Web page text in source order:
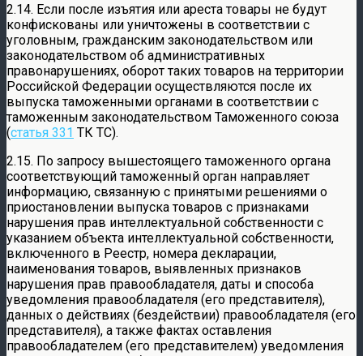
2.14. Если после изъятия или ареста товары не будут
конфискованы или уничтожены в соответствии с
уголовным, гражданским законодательством или
законодательством об административных
правонарушениях, оборот таких товаров на территории
Российской Федерации осуществляются после их
выпуска таможенными органами в соответствии с
таможенным законодательством Таможенного союза
(статья 331 ТК ТС).
2.15. По запросу вышестоящего таможенного органа
соответствующий таможенный орган направляет
информацию, связанную с принятыми решениями о
приостановлении выпуска товаров с признаками
нарушения прав интеллектуальной собственности с
указанием объекта интеллектуальной собственности,
включенного в Реестр, номера декларации,
наименования товаров, выявленных признаков
нарушения прав правообладателя, даты и способа
уведомления правообладателя (его представителя),
данных о действиях (бездействии) правообладателя (его
представителя), а также фактах оставления
правообладателем (его представителем) уведомления